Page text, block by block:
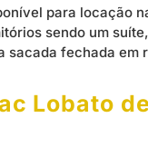
para locação
sendo um
sacada fechada
Lobato